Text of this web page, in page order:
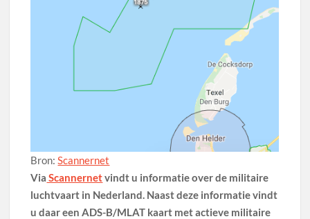
Bron:Scannernet
Via Scannernetvindt u informatie over de militaire
luchtvaart in Nederland. Naast deze informatie vindt
u daar een ADS-B/MLAT kaart met actieve militaire